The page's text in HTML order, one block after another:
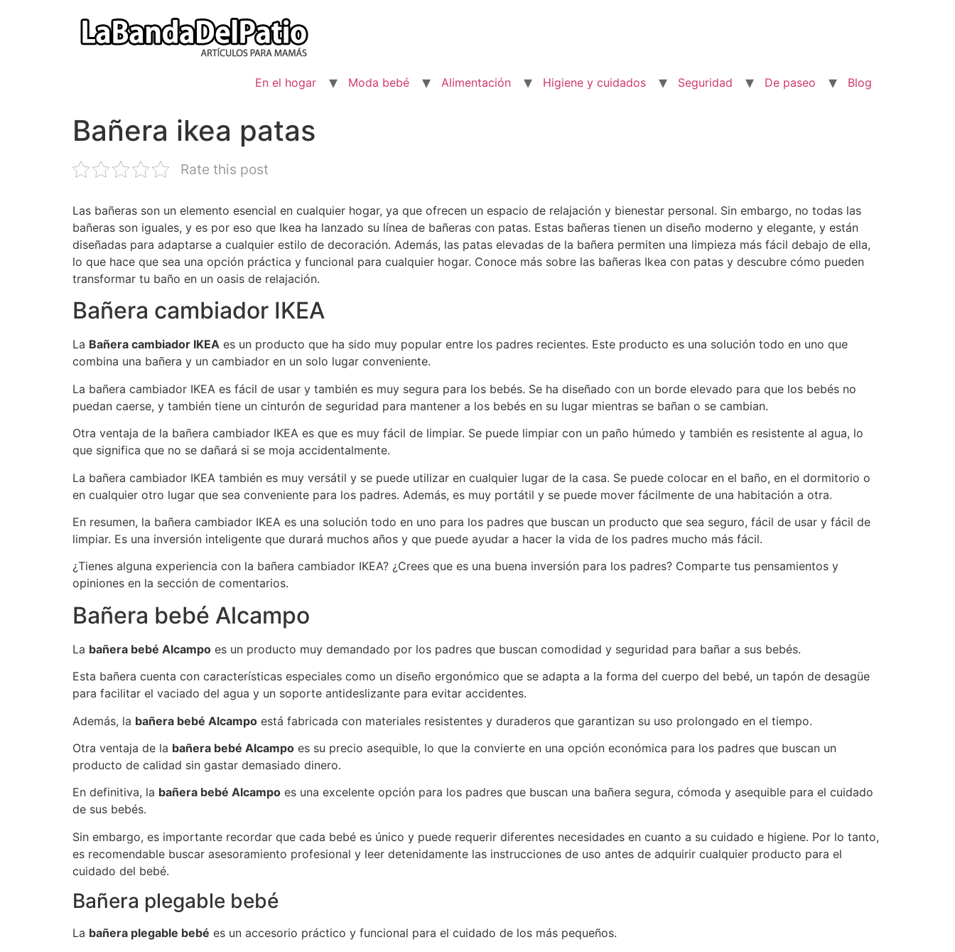
En el hogar Moda bebé Alimentación Higiene y cuidados Seguridad De paseo Blog
Bañera ikea patas
Rate this post
Las bañeras son un elemento esencial en cualquier hogar, ya que ofrecen un espacio de relajación y bienestar personal. Sin embargo, no todas las
bañeras son iguales, y es por eso que Ikea ha lanzado su línea de bañeras con patas. Estas bañeras tienen un diseño moderno y elegante, y están
diseñadas para adaptarse a cualquier estilo de decoración. Además, las patas elevadas de la bañera permiten una limpieza más fácil debajo de ella,
lo que hace que sea una opción práctica y funcional para cualquier hogar. Conoce más sobre las bañeras Ikea con patas y descubre cómo pueden
transformar tu baño en un oasis de relajación.
Bañera cambiador IKEA
La Bañera cambiador IKEA es un producto que ha sido muy popular entre los padres recientes. Este producto es una solución todo en uno que
combina una bañera y un cambiador en un solo lugar conveniente.
La bañera cambiador IKEA es fácil de usar y también es muy segura para los bebés. Se ha diseñado con un borde elevado para que los bebés no
puedan caerse, y también tiene un cinturón de seguridad para mantener a los bebés en su lugar mientras se bañan o se cambian.
Otra ventaja de la bañera cambiador IKEA es que es muy fácil de limpiar. Se puede limpiar con un paño húmedo y también es resistente al agua, lo
que significa que no se dañará si se moja accidentalmente.
La bañera cambiador IKEA también es muy versátil y se puede utilizar en cualquier lugar de la casa. Se puede colocar en el baño, en el dormitorio o
en cualquier otro lugar que sea conveniente para los padres. Además, es muy portátil y se puede mover fácilmente de una habitación a otra.
En resumen, la bañera cambiador IKEA es una solución todo en uno para los padres que buscan un producto que sea seguro, fácil de usar y fácil de
limpiar. Es una inversión inteligente que durará muchos años y que puede ayudar a hacer la vida de los padres mucho más fácil.
¿Tienes alguna experiencia con la bañera cambiador IKEA? ¿Crees que es una buena inversión para los padres? Comparte tus pensamientos y
opiniones en la sección de comentarios.
Bañera bebé Alcampo
La bañera bebé Alcampo es un producto muy demandado por los padres que buscan comodidad y seguridad para bañar a sus bebés.
Esta bañera cuenta con características especiales como un diseño ergonómico que se adapta a la forma del cuerpo del bebé, un tapón de desagüe
para facilitar el vaciado del agua y un soporte antideslizante para evitar accidentes.
Además, la bañera bebé Alcampo está fabricada con materiales resistentes y duraderos que garantizan su uso prolongado en el tiempo.
Otra ventaja de la bañera bebé Alcampo es su precio asequible, lo que la convierte en una opción económica para los padres que buscan un
producto de calidad sin gastar demasiado dinero.
En definitiva, la bañera bebé Alcampo es una excelente opción para los padres que buscan una bañera segura, cómoda y asequible para el cuidado
de sus bebés.
Sin embargo, es importante recordar que cada bebé es único y puede requerir diferentes necesidades en cuanto a su cuidado e higiene. Por lo tanto,
es recomendable buscar asesoramiento profesional y leer detenidamente las instrucciones de uso antes de adquirir cualquier producto para el
cuidado del bebé.
Bañera plegable bebé
La bañera plegable bebé es un accesorio práctico y funcional para el cuidado de los más pequeños.